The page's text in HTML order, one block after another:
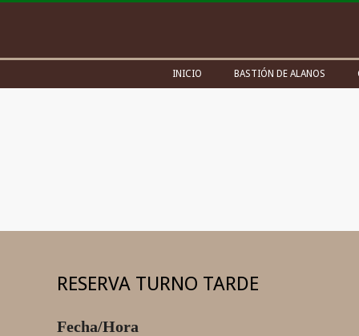
Navigation
INICIO BASTIÓN DE ALANOS
RESERVA TURNO TARDE
Fecha/Hora